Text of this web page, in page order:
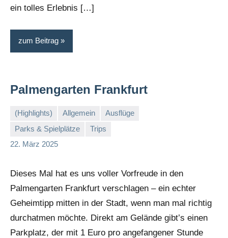
ein tolles Erlebnis […]
zum Beitrag
Palmengarten Frankfurt
(Highlights) Allgemein
Ausflüge
Parks & Spielplätze
Trips
22. März 2025
Kommentare
Dieses Mal hat es uns voller Vorfreude in den
Palmengarten Frankfurt verschlagen – ein echter
Geheimtipp mitten in der Stadt, wenn man mal richtig
durchatmen möchte. Direkt am Gelände gibt’s einen
Parkplatz, der mit 1 Euro pro angefangener Stunde